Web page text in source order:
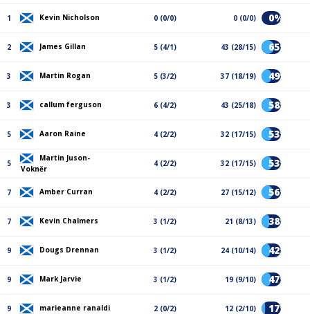
1 Kevin Nicholson 0 (0/0) 0 (0/0) 0%
2 James Gillan 5 (4/1) 43 (28/15) 65%
3 Martin Rogan 5 (3/2) 37 (18/19) 49%
3 callum ferguson 6 (4/2) 43 (25/18) 58%
5 Aaron Raine 4 (2/2) 32 (17/15) 53%
5
Martin Juson-
Vokněr
4 (2/2) 32 (17/15) 53%
7 Amber Curran 4 (2/2) 27 (15/12) 56%
7 Kevin Chalmers 3 (1/2) 21 (8/13) 38%
9 Dougs Drennan 3 (1/2) 24 (10/14) 42%
9 Mark Jarvie 3 (1/2) 19 (9/10) 47%
9 marieanne ranaldi 2 (0/2) 12 (2/10) 17%